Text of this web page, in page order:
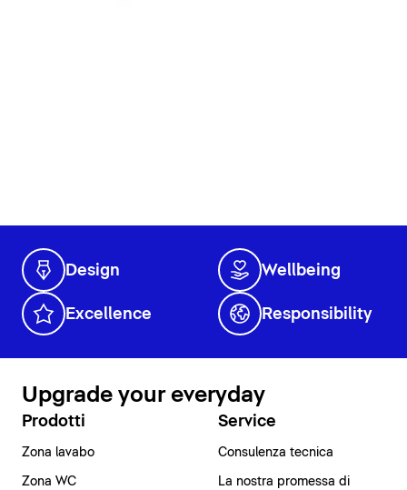
Design Wellbeing
Excellence Responsibility
Upgrade your everyday
Prodotti
Zona lavabo
Zona WC
Service
Consulenza tecnica
La nostra promessa di